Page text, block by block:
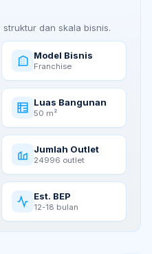
dan skala bisnis.
Model Bisnis
Franchise
Luas Bangunan
50 m²
Jumlah Outlet
24996 outlet
Est. BEP
12-18 bulan